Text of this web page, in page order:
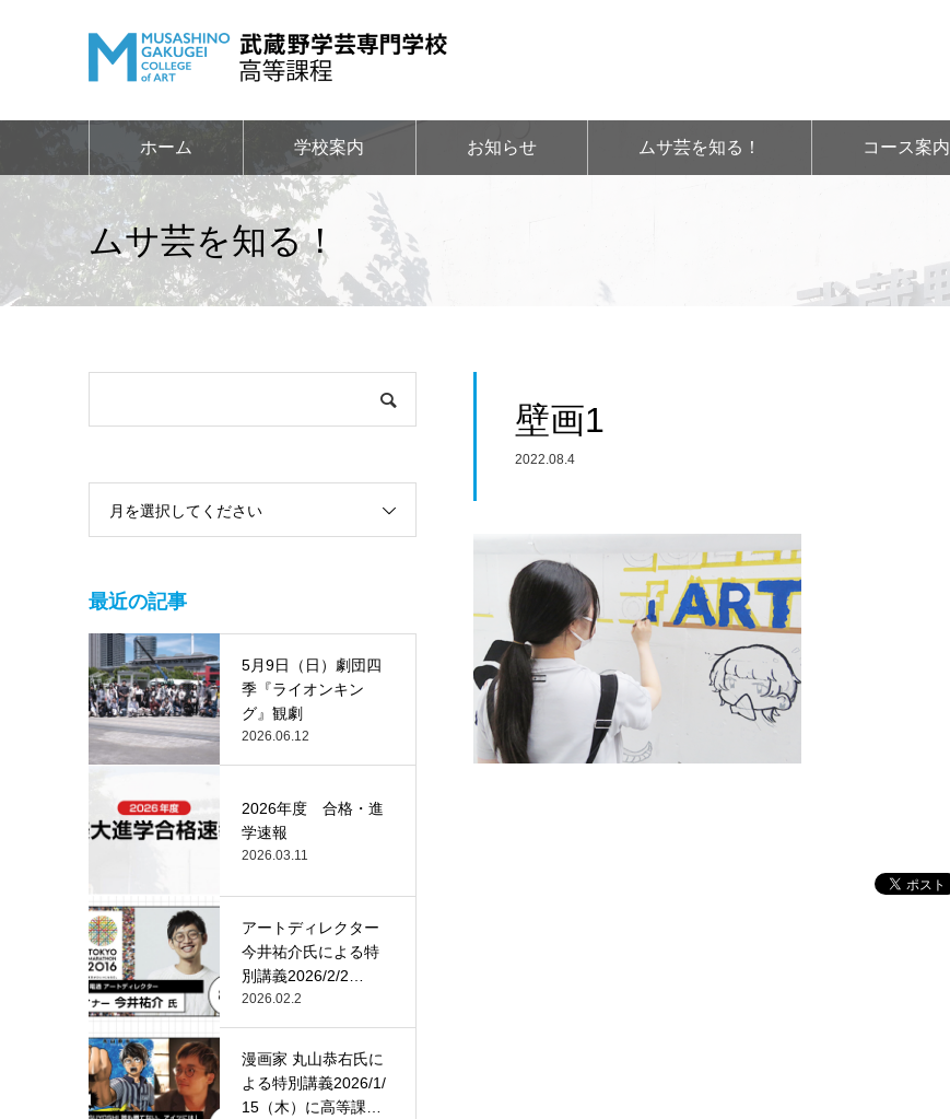
ホーム 学校案内 お知らせ ムサ芸を知る！ コース案内
ムサ芸を知る！
壁画1
2022.08.4
月を選択してください
最近の記事
5月9日（日）劇団四
季『ライオンキン
グ』観劇
2026.06.12
2026年度 合格・進
学速報
2026.03.11
アートディレクター
今井祐介氏による特
別講義2026/2/2
（月）…
2026.02.2
漫画家 丸山恭右氏に
よる特別講義2026/1/
15（木）に高等課